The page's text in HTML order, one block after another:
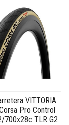
VITTORIA
Pro Control
700x28c TLR G2